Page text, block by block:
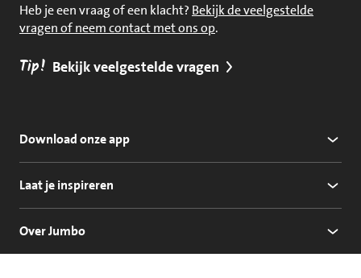
Heb je een vraag of een klacht? Bekijk de veelgestelde
vragen of neem contact met ons op.
Tip! Bekijk veelgestelde vragen
Download onze app
Laat je inspireren
Over Jumbo